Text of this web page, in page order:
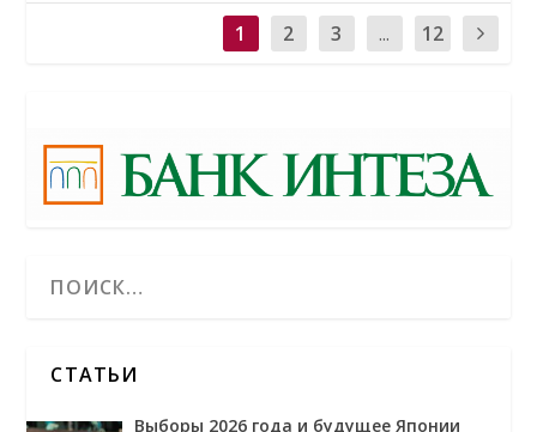
1 2 3 ... 12
СТАТЬИ
Выборы 2026 года и будущее Японии